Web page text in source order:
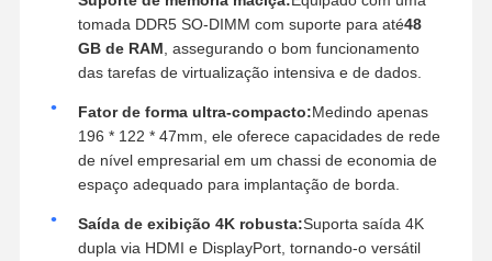
tomada DDR5 SO-DIMM com suporte para até48
GB de RAM , assegurando o bom funcionamento
das tarefas de virtualização intensiva e de dados.
Fator de forma ultra-compacto:Medindo apenas
196 * 122 * 47mm, ele oferece capacidades de rede
de nível empresarial em um chassi de economia de
espaço adequado para implantação de borda.
Saída de exibição 4K robusta:Suporta saída 4K
dupla via HDMI e DisplayPort, tornando-o versátil